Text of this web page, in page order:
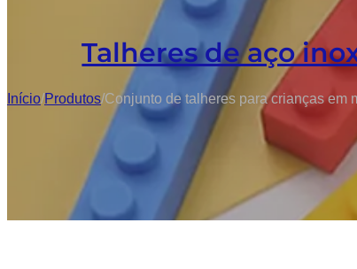
Talheres de aço
Início/Produtos/Conjunto de talheres para crianças em